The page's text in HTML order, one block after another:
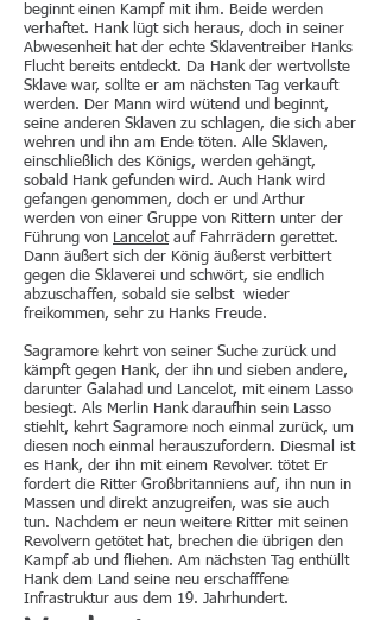
beginnt einen Kampf mit ihm. Beide werden
verhaftet. Hank lügt sich heraus, doch in seiner
Abwesenheit hat der echte Sklaventreiber Hanks
Flucht bereits entdeckt. Da Hank der wertvollste
Sklave war, sollte er am nächsten Tag verkauft
werden. Der Mann wird wütend und beginnt,
seine anderen Sklaven zu schlagen, die sich aber
wehren und ihn am Ende töten. Alle Sklaven,
einschließlich des Königs, werden gehängt,
sobald Hank gefunden wird. Auch Hank wird
gefangen genommen, doch er und Arthur
werden von einer Gruppe von Rittern unter der
Führung von Lancelotauf Fahrrädern gerettet.
Dann äußert sich der König äußerst verbittert
gegen die Sklaverei und schwört, sie endlich
abzuschaffen, sobald sie selbst wieder
freikommen, sehr zu Hanks Freude.
Sagramore kehrt von seiner Suche zurück und
kämpft gegen Hank, der ihn und sieben andere,
darunter Galahad und Lancelot, mit einem Lasso
besiegt. Als Merlin Hank daraufhin sein Lasso
stiehlt, kehrt Sagramore noch einmal zurück, um
diesen noch einmal herauszufordern. Diesmal ist
es Hank, der ihn mit einem Revolver. tötet Er
fordert die Ritter Großbritanniens auf, ihn nun in
Massen und direkt anzugreifen, was sie auch
tun. Nachdem er neun weitere Ritter mit seinen
Revolvern getötet hat, brechen die übrigen den
Kampf ab und fliehen. Am nächsten Tag enthüllt
Hank dem Land seine neu erschafffene
Infrastruktur aus dem 19. Jahrhundert.